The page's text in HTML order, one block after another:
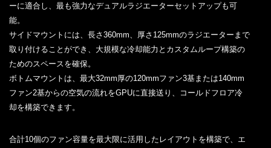
ーに適合し、最も強力なデュアルラジエーターセットアップも可
能。
サイドマウントには、長さ360mm、厚さ125mmのラジエーターまで
取り付けることができ、大規模な冷却能力とカスタムループ構築の
ためのスペースを確保。
ボトムマウントは、最大32mm厚の120mmファン3基または140mm
ファン2基からの空気の流れをGPUに直接送り、コールドフロア冷
却を構築できます。
合計10個のファン容量を最大限に活用したレイアウトを構築で、エ